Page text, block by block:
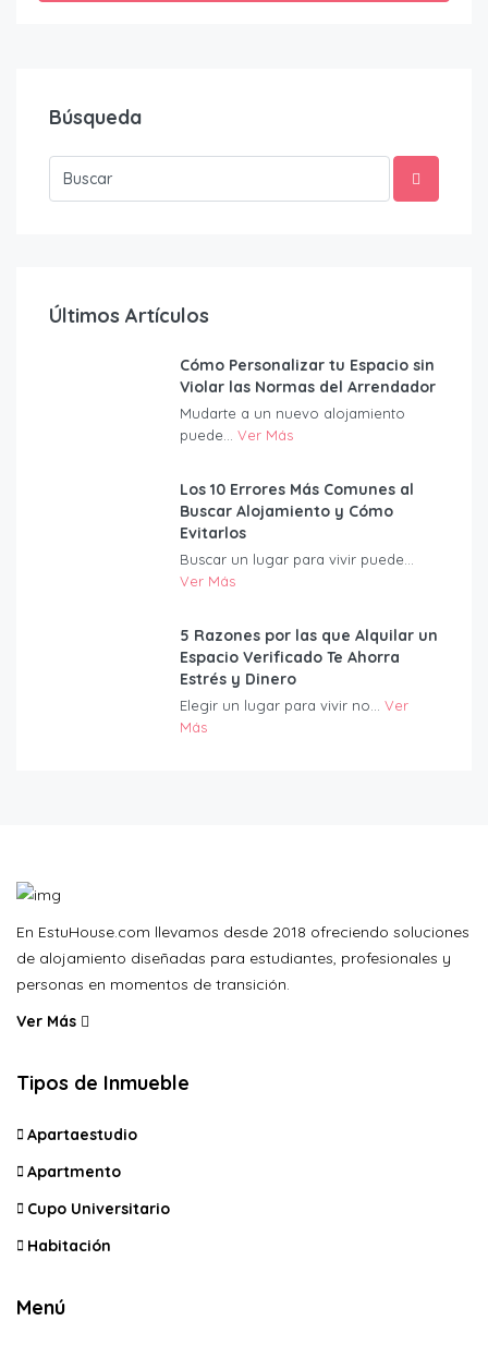
Búsqueda
Últimos Artículos
Cómo Personalizar tu Espacio sin
Violar las Normas del Arrendador
Mudarte a un nuevo alojamiento
puede... Ver Más
Los 10 Errores Más Comunes al
Buscar Alojamiento y Cómo
Evitarlos
Buscar un lugar para vivir puede...
Ver Más
5 Razones por las que Alquilar un
Espacio Verificado Te Ahorra
Estrés y Dinero
Elegir un lugar para vivir no... Ver
Más
En EstuHouse.com llevamos desde 2018 ofreciendo soluciones
de alojamiento diseñadas para estudiantes, profesionales y
personas en momentos de transición.
Ver Más
Tipos de Inmueble
Apartaestudio
Apartmento
Cupo Universitario
Habitación
Menú